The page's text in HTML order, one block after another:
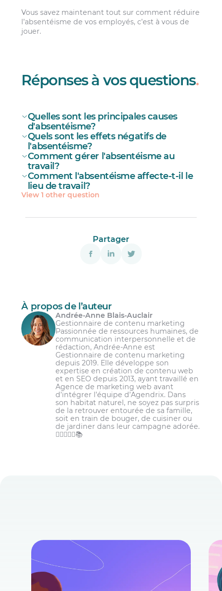
Vous savez maintenant tout sur comment réduire
l’absentéisme de vos employés, c’est à vous de
jouer.
Réponses à vos questions.
Quelles sont les principales causes
d'absentéisme?
Les maladies et les blessures;
L’épuisement professionnel;
Le stress au travail;
Les raisons personnelles;
Les responsabilités parentales;
Les problèmes de santé mentale;
Le harcèlement au travail;
Le manque de motivation ou
d’engagement;
Les problèmes de gestion des employés.
Quels sont les effets négatifs de
l'absentéisme?
Une augmentation des heures
supplémentaires;
Une augmentation des coûts d’opération;
Une diminution de la qualité des relations
Une augmentation du taux de roulement
des employés.
Comment gérer l'absentéisme au
travail?
Permettre le télétravail;
Avoir une politique d’absentéisme;
Réduire le stress au travail;
Avoir un outil de suivi des heures de travail;
Augmenter la motivation et l’engagement
des employés;
Avoir une politique de gestion humaine
des ressources;
Améliorer la communication dans
l’organisation.
Comment l'absentéisme affecte-t-il le
lieu de travail?
View 1 other question
Partager
À propos de l’auteur
Andrée-Anne Blais-Auclair
Gestionnaire de contenu marketing
Passionnée de ressources humaines, de
communication interpersonnelle et de
rédaction, Andrée-Anne est
Gestionnaire de contenu marketing
depuis 2019. Elle développe son
expertise en création de contenu web
et en SEO depuis 2013, ayant travaillé en
Agence de marketing web avant
d’intégrer l’équipe d’Agendrix. Dans
son habitat naturel, ne soyez pas surpris
de la retrouver entourée de sa famille,
soit en train de bouger, de cuisiner ou
de jardiner dans leur campagne adorée.
🏋️‍♀️👩‍🌾🌾📚